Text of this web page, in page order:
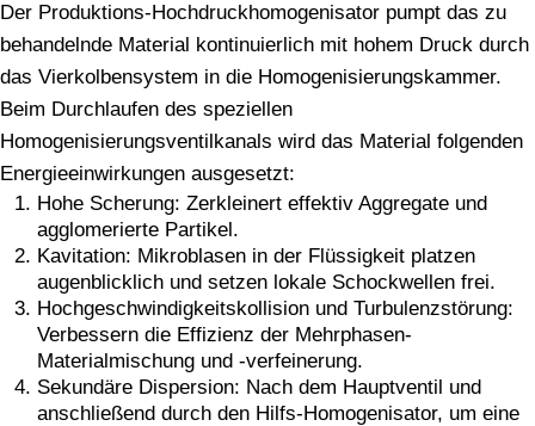
Der Produktions-Hochdruckhomogenisator pumpt das zu
behandelnde Material kontinuierlich mit hohem Druck durch
das Vierkolbensystem in die Homogenisierungskammer.
Beim Durchlaufen des speziellen
Homogenisierungsventilkanals wird das Material folgenden
Energieeinwirkungen ausgesetzt:
Hohe Scherung: Zerkleinert effektiv Aggregate und
agglomerierte Partikel.
Kavitation: Mikroblasen in der Flüssigkeit platzen
augenblicklich und setzen lokale Schockwellen frei.
Hochgeschwindigkeitskollision und Turbulenzstörung:
Verbessern die Effizienz der Mehrphasen-
Materialmischung und -verfeinerung.
Sekundäre Dispersion: Nach dem Hauptventil und
anschließend durch den Hilfs-Homogenisator, um eine